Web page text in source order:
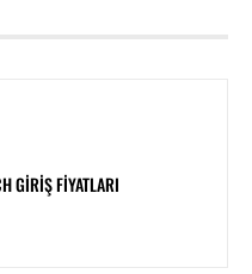
GIRIŞ FIYATLARI